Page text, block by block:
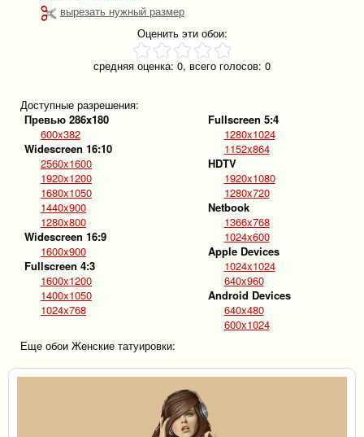
вырезать нужный размер
Оценить эти обои:
средняя оценка: 0, всего голосов: 0
Доступные разрешения:
Превью 286x180
600x382
Widescreen 16:10
2560x1600
1920x1200
1680x1050
1440x900
1280x800
Widescreen 16:9
1600x900
Fullscreen 4:3
1600x1200
1400x1050
1024x768
Fullscreen 5:4
1280x1024
1152x864
HDTV
1920x1080
1280x720
Netbook
1366x768
1024x600
Apple Devices
1024x1024
640x960
Android Devices
640x480
600x1024
Еще обои Женские татуировки: